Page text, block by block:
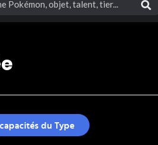
du Type